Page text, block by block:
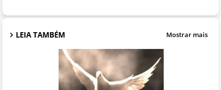
LEIA TAMBÉM Mostrar mais